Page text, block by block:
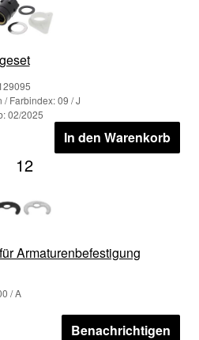
/ Farbindex: 09 / J
02/2025
In den Warenkorb
12
Armaturenbefestigung
/ A
Benachrichtigen